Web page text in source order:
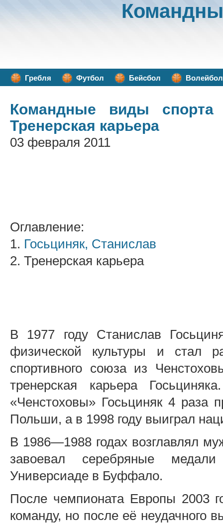
Гребля Футбол Бейсбол Волейбол
Командные виды спорта
Тренерская карьера
03 февраля 2011
Оглавление:
1. Госьциняк, Станислав
2. Тренерская карьера
В 1977 году Станислав
физической культуры и стал
спортивного союза из
тренерская карьера
«Ченстоховы» Госьциняк 4 раза
Польши, а в 1998 году выиграл
В 1986—1988 годах возглавлял
завоевал серебряные
Универсиаде в Буффало.
После чемпионата Европы 2003
команду, но после её неудачного